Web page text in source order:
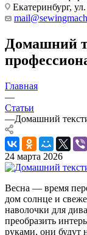
Екатеринбург,
Домашний
Главная
—
Статьи
—Домашний
24 марта 2026
Весна — время
дом солнце и
наволочки для
преобразить
руками, они будут